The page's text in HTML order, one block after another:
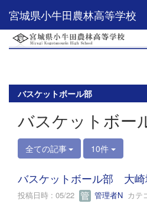
宮城県小牛田農林高等学校
バスケットボール部
バスケットボー
全ての記事 10件
バスケットボール部 大崎
投稿日時 : 05/22 管理者N カテ